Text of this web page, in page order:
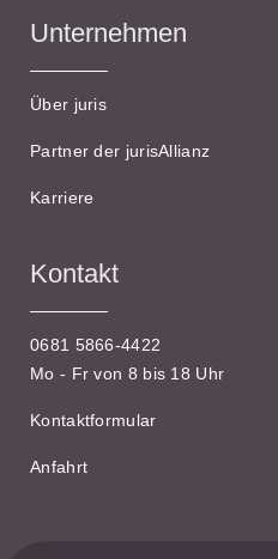
Unternehmen
Über juris
Partner der jurisAllianz
Karriere
Kontakt
0681 5866-4422
Mo - Fr von 8 bis 18 Uhr
Kontaktformular
Anfahrt